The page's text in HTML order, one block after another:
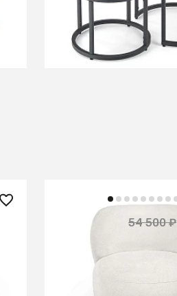
В КОРЗИНУ
49 000 ₽ 54 500 ₽
Кресло Patti